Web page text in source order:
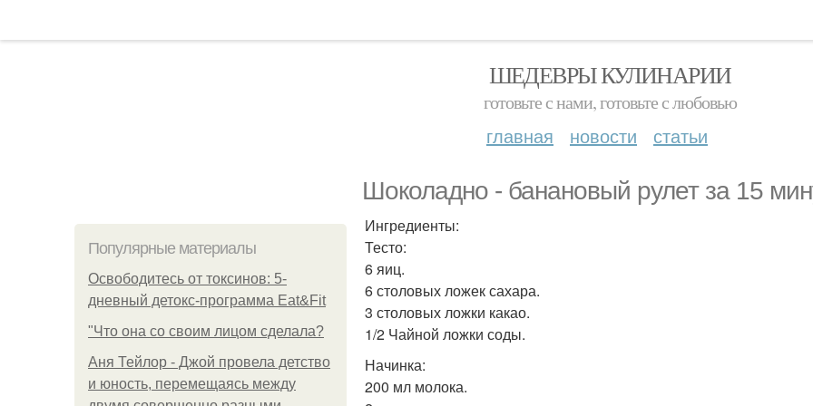
ШЕДЕВРЫ КУЛИНАРИИ
готовьте с нами, готовьте с любовью
главная новости статьи
Шоколадно - банановый рулет за 15
Популярные материалы
Освободитесь от токсинов: 5-
дневный детокс-программа Eat&Fit
"Что она со своим лицом сделала?
Аня Тейлор - Джой провела детство
и юность, перемещаясь между
Ингредиенты:
Тесто:
6 яиц.
6 столовых ложек сахара.
3 столовых ложки какао.
1/2 Чайной ложки соды.
Начинка:
200 мл молока.